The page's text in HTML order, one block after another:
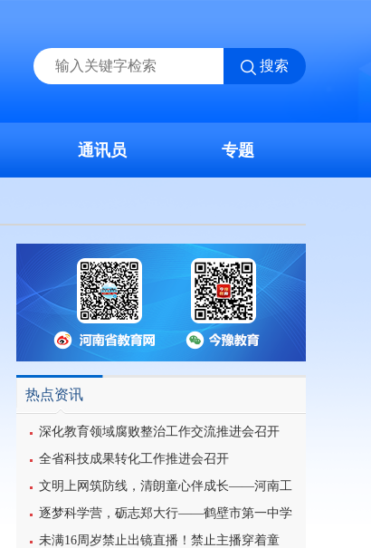
搜索
通讯员 专题
热点资讯
深化教育领域腐败整治工作交流推进会召开
全省科技成果转化工作推进会召开
文明上网筑防线，清朗童心伴成长——河南工
业大学北斗星筑梦志愿服务团队开展科普主题实
践课堂
逐梦科学营，砺志郑大行——鹤壁市第一中学
学子参加2026年郑州大学高校科学营研学之旅纪
未满16周岁禁止出镜直播！禁止主播穿着童